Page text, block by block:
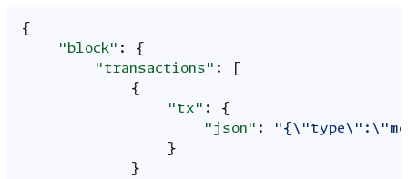
{
"block" :
{
"transactions" :
[
{
"tx" :
{
"json" :
}
}